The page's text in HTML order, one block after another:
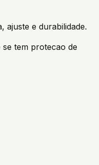
ajuste e durabilidade.
tem protecao de